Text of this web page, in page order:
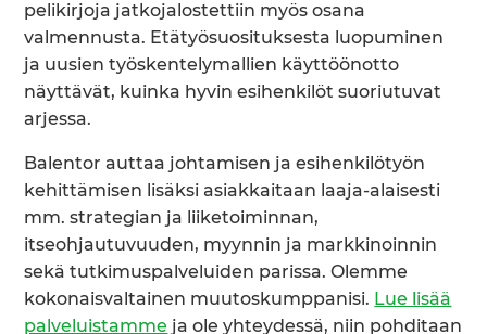
pelikirjoja jatkojalostettiin myös osana
valmennusta. Etätyösuosituksesta luopuminen
ja uusien työskentelymallien käyttöönotto
näyttävät, kuinka hyvin esihenkilöt suoriutuvat
arjessa.
Balentor auttaa johtamisen ja esihenkilötyön
kehittämisen lisäksi asiakkaitaan laaja-alaisesti
mm. strategian ja liiketoiminnan,
itseohjautuvuuden, myynnin ja markkinoinnin
sekä tutkimuspalveluiden parissa. Olemme
kokonaisvaltainen muutoskumppanisi. Lue lisää
palveluistamme ja ole yhteydessä, niin pohditaan